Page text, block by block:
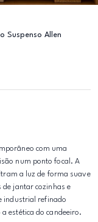
Suspenso Allen
com uma
num ponto focal. A
a luz de forma suave
jantar cozinhas e
industrial refinado
estética do candeeiro.